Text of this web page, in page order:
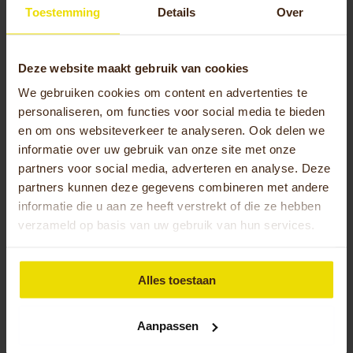
Toestemming Details Over
Deze website maakt gebruik van cookies
We gebruiken cookies om content en advertenties te
personaliseren, om functies voor social media te bieden
en om ons websiteverkeer te analyseren. Ook delen we
informatie over uw gebruik van onze site met onze
partners voor social media, adverteren en analyse. Deze
partners kunnen deze gegevens combineren met andere
informatie die u aan ze heeft verstrekt of die ze hebben
verzameld op basis van uw gebruik van hun services.
Alles toestaan
Aanpassen
assortiment en ervaar het zelf! 🚴🌷
Sanne Heitkamp
Senior allround marketeer bij Huka
Sanne versterkt sinds 2024 het marketingteam
van Huka als senior allround marketeer. Met een
brede blik en creatieve aanpak zet ze zich
dragen. Haar passie voor het creëren van
waardevolle merkervaringen maakt dat elke
campagne gericht is op het verbinden van mensen
met de producten van Huka. Daarnaast schrijft